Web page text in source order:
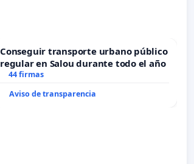
Conseguir transporte urbano público
regular en Salou durante todo el año
44 firmas
Aviso de transparencia